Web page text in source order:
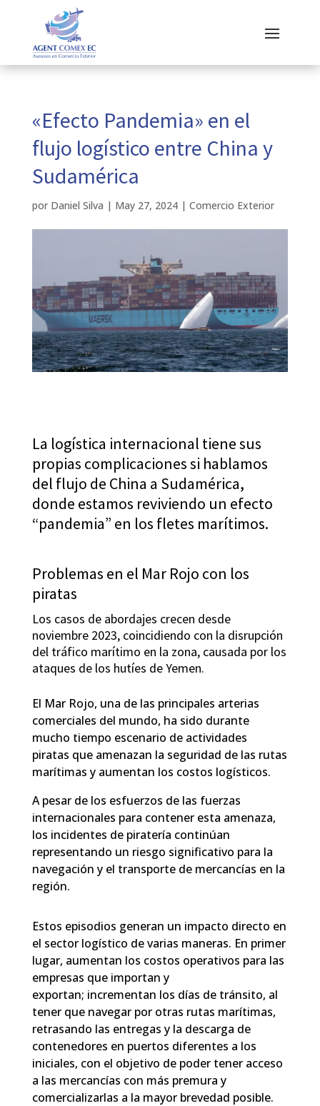
«Efecto Pandemia» en el
flujo logístico entre China y
Sudamérica
por Daniel Silva | May 27, 2024| Comercio Exterior
La logística internacional tiene sus
propias complicaciones si hablamos
del flujo de China a Sudamérica,
donde estamos reviviendo un efecto
“pandemia” en los fletes marítimos.
Problemas en el Mar Rojo con los
piratas
Los casos de abordajes crecen desde
noviembre 2023, coincidiendo con la disrupción
del tráfico marítimo en la zona, causada por los
ataques de los hutíes de Yemen.
El Mar Rojo, una de las principales arterias
comerciales del mundo, ha sido durante
mucho tiempo escenario de actividades
piratas que amenazan la seguridad de las rutas
marítimas y aumentan los costos logísticos.
A pesar de los esfuerzos de las fuerzas
internacionales para contener esta amenaza,
los incidentes de piratería continúan
representando un riesgo significativo para la
navegación y el transporte de mercancías en la
región.
Estos episodios generan un impacto directo en
el sector logístico de varias maneras. En primer
lugar, aumentan los costos operativos para las
empresas que importan y
exportan; incrementan los días de tránsito, al
tener que navegar por otras rutas marítimas,
retrasando las entregas y la descarga de
contenedores en puertos diferentes a los
iniciales, con el objetivo de poder tener acceso
a las mercancías con más premura y
comercializarlas a la mayor brevedad posible.